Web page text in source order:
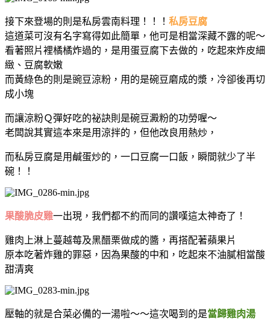
接下來登場的則是私房雲南料理！！！ 私房豆腐
這道菜可沒有名字寫得如此簡單，他可是相當深藏不露的呢～
看著照片裡橘橘炸過的，是用蛋豆腐下去做的，吃起來炸皮細
緻、豆腐軟嫩
而黃綠色的則是豌豆涼粉，用的是碗豆磨成的漿，冷卻後再切
成小塊
而讓涼粉Ｑ彈好吃的祕訣則是碗豆澱粉的功勞喔～
老闆說其實這本來是用涼拌的，但他改良用熱炒，
而私房豆腐是用鹹蛋炒的，一口豆腐一口飯，瞬間就少了半
碗！！
果酸脆皮雞一出現，我們都不約而同的讚嘆這太神奇了！
雞肉上淋上蔓越莓及黑醋栗做成的醬，再搭配著蘋果片
原本吃著炸雞的罪惡，因為果酸的中和，吃起來不油膩相當酸
甜清爽
壓軸的就是合菜必備的一湯啦～～這次喝到的是當歸雞肉湯